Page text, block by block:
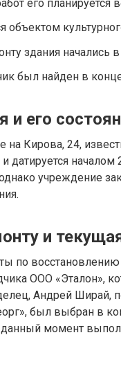
его планируется
объектом
здания начались
был найден в
и его
на Кирова, 24,
датируется
учреждение
и
по
ООО «Эталон»,
Андрей
был выбран в
данный момент